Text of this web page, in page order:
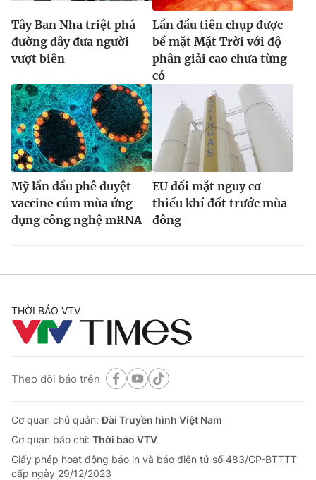
Tây Ban Nha triệt phá
đường dây đưa người
vượt biên
Lần đầu tiên chụp được
bề mặt Mặt Trời với độ
phân giải cao chưa từng
có
Mỹ lần đầu phê duyệt
vaccine cúm mùa ứng
dụng công nghệ mRNA
EU đối mặt nguy cơ
thiếu khí đốt trước mùa
đông
THỜI BÁO VTV
Theo dõi báo trên
Cơ quan chủ quản:Đài Truyền hình Việt Nam
Cơ quan báo chí: Thời báo VTV
Giấy phép hoạt động báo in và báo điện tử số 483/GP-BTTTT
cấp ngày 29/12/2023